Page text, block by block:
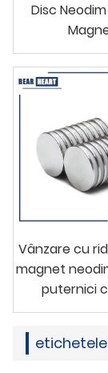
Disc
Vânzare cu
magnet
puternici